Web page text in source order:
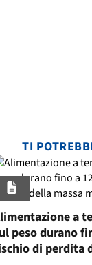
TI
a
peso durano
di perdita